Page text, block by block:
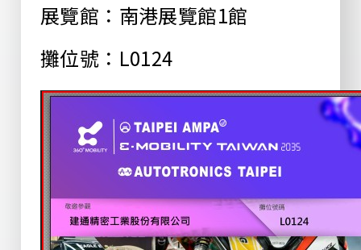
展覽館：南港展覽館1館
攤位號：L0124